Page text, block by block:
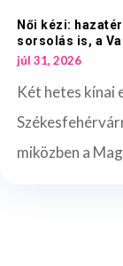
Női kézi:
sorsolás is, a
júl 31, 2026
Két hetes kínai
miközben a